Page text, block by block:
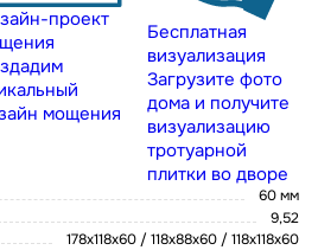
проект
мощения
Бесплатная
визуализация
Загрузите фото
дома и получите
визуализацию
тротуарной
плитки во дворе
60 мм
9,52
178х118х60 / 118х88х60 / 118х118х60